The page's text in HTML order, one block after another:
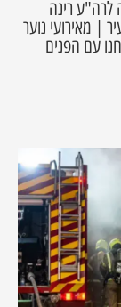
רינה
| מאירועי נוער
עם הפנים